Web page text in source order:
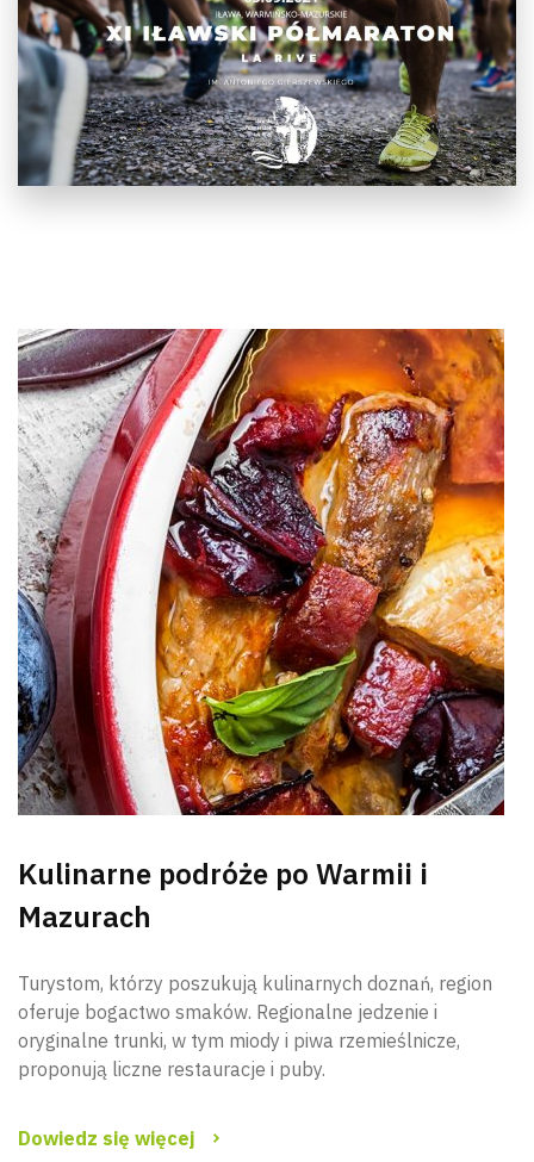
Kulinarne podróże po Warmii i
Mazurach
Turystom, którzy poszukują kulinarnych doznań, region
oferuje bogactwo smaków. Regionalne jedzenie i
oryginalne trunki, w tym miody i piwa rzemieślnicze,
proponują liczne restauracje i puby.
Dowiedz się więcej